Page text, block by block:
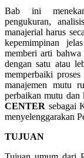
Bab ini
pengukuran,
manajerial harus
kepemimpinan
memberi arti bahwa
dengan satu atau
memperbaiki
manajemen mutu
perbaikan mutu dan
CENTER sebagai
menyelenggarakan
TUJUAN